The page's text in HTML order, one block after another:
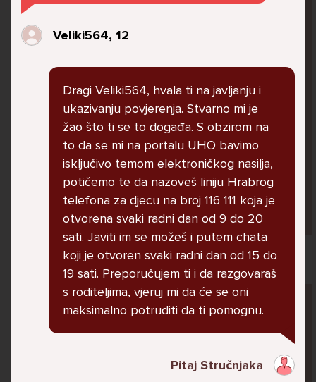
pogodilo. Cyber bulyala me preko snapchata
i drugih drugih društvenih mreža. Sad opet
razgovaramo no jako teško. Stalno provodim
vrijeme učeći ili trenirajući moje pse jako sam
vezana za njih te ih jako volim Često
razgovaram s mamom no ne želim joj sve reći
jer me ne shvaća. Ponekad želim skočiti sa
balkona svoje kuće. Neznam što da više
radim.
Lana, 12
Pitaj Stručnjaka
STRUCNJAK
Veliki564, 12
Dragi Veliki564, hvala ti na javljanju i
ukazivanju povjerenja. Stvarno mi je
žao što ti se to događa. S obzirom na
to da se mi na portalu UHO bavimo
isključivo temom elektroničkog nasilja,
potičemo te da nazoveš liniju Hrabrog
telefona za djecu na broj 116 111 koja je
otvorena svaki radni dan od 9 do 20
sati. Javiti im se možeš i putem chata
koji je otvoren svaki radni dan od 15 do
19 sati. Preporučujem ti i da razgovaraš
s roditeljima, vjeruj mi da će se oni
maksimalno potruditi da ti pomognu.
Pitaj Stručnjaka